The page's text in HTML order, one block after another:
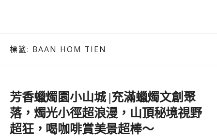
標籤: BAAN HOM TIEN
芳香蠟燭園小山城 |充滿蠟燭文創聚
落，燭光小徑超浪漫，山頂秘境視野
超狂，喝咖啡賞美景超棒～